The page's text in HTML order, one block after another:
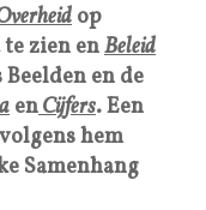
op
te zien enBeleid
en de
enCijfers. Een
hem
Samenhang